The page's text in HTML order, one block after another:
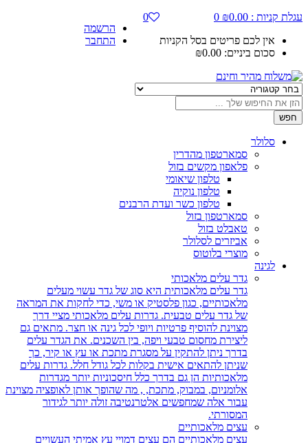
קניות :
₪ 0.00
0
אין לכם פריטים בסל הקניות
סכום ביניים:
₪0.00
הרשמה
התחבר
סלולר
סמארטפון מהדרין
פלאפון מקשים בזול
טלפון שיאומי
טלפון נוקיה
טלפון כשר ועדת הרבנים
סמארטפון בזול
טאבלט בזול
אביזרים לסלולר
מוצרי בלוטוס
לגינה
גדר עלים מלאכותי
גדר עלים מלאכותית היא סוג של גדר עשוי מעלים
מלאכותיים, כגון פלסטיק או משי, כדי לחקות את המראה
של גדר עלים טבעית. גדרות עלים מלאכותי מציי דרך
מצוינת להוסיף פרטיות ויופי לכל גינה או חצר. מתאים גם
ליצירת מחסום טבעי ויפה, בין השכנים. את הגדר עלים
בדרך ניתן להתקין על מסגרת מתכת או עץ או קיר, כך
שניתן להתאים אישית בקלות לכל גודל חלל. גדרות עלים
מלאכותיות הן גם בדרך כלל חיסכוניות יותר מגדרות
אלומניום, במבוק, מתכת, , מה שהופך אותן לאופציה מצוינת
עבור אלה שמחפשים אלטרנטיבה זולה יותר לגידור
המסורתי.
עצים מלאכותיים
עצים מלאכותיים הם עצים דמויי עץ אמיתי העשויים